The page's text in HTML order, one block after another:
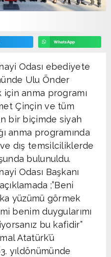
WhatsApp
Odası ebediyete
Ulu Önder
anma programı
Çinçin ve tüm
bir biçimde siyah
anma programında
dış temsilciliklerde
bulunuldu.
Odası Başkanı
;”Beni
yüzümü görmek
benim duygularımı
bu kafidir”
Atatürk’ü
yıldönümünde